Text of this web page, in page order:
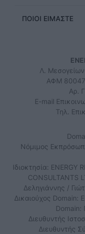
ΠΟΙΟΙ ΕΙΜΑΣΤΕ
Λ.
ΑΦΜ
Αρ.
E-mail
Τηλ.
Νόμιμος
Ιδιοκτησία: ENERGY
CONSULTANTS
Δεληγιάννης /
Δικαιούχος Domain:
Domain:
Διευθυντής
Διευθυντής